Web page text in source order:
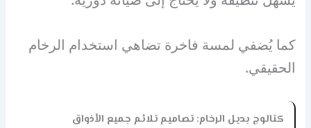
كما يُضفي لمسة فاخرة تضاهي استخدام الرخام
الحقيقي.
كتالوج بديل الرخام: تصاميم تلائم جميع الأذواق